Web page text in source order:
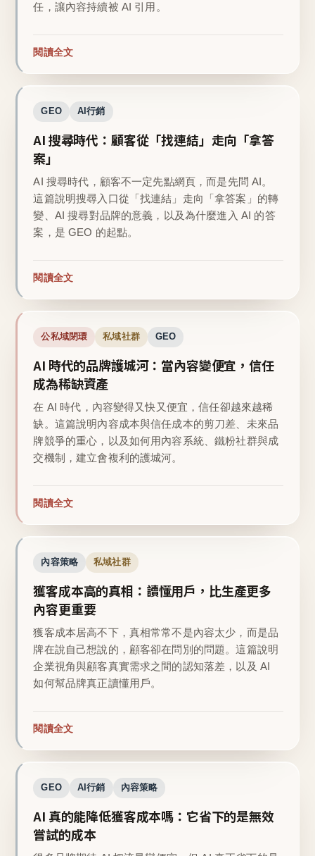
任，讓內容持續被 AI 引用。
閱讀全文
GEO AI行銷
AI 搜尋時代：顧客從「找連結」走向「拿答
案」
AI 搜尋時代，顧客不一定先點網頁，而是先問 AI。
這篇說明搜尋入口從「找連結」走向「拿答案」的轉
變、AI 搜尋對品牌的意義，以及為什麼進入 AI 的答
案，是 GEO 的起點。
閱讀全文
公私域閉環 私域社群 GEO
AI 時代的品牌護城河：當內容變便宜，信任
成為稀缺資產
在 AI 時代，內容變得又快又便宜，信任卻越來越稀
缺。這篇說明內容成本與信任成本的剪刀差、未來品
牌競爭的重心，以及如何用內容系統、鐵粉社群與成
交機制，建立會複利的護城河。
閱讀全文
內容策略 私域社群
獲客成本高的真相：讀懂用戶，比生產更多
內容更重要
獲客成本居高不下，真相常常不是內容太少，而是品
牌在說自己想說的，顧客卻在問別的問題。這篇說明
企業視角與顧客真實需求之間的認知落差，以及 AI
如何幫品牌真正讀懂用戶。
閱讀全文
GEO AI行銷 內容策略
AI 真的能降低獲客成本嗎：它省下的是無效
嘗試的成本